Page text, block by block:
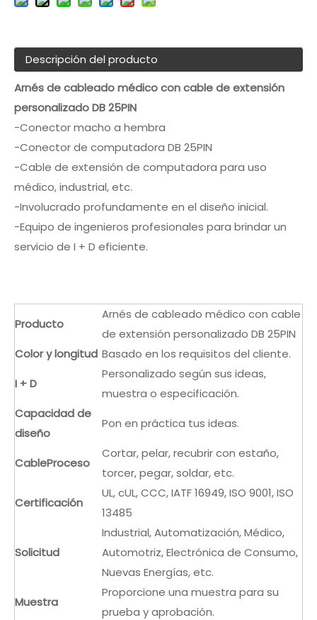
Descripción del producto
Arnés de cableado médico con cable de extensión
personalizado DB 25PIN
-Conector macho a hembra
-Conector de computadora DB 25PIN
-Cable de extensión de computadora para uso
médico, industrial, etc.
-Involucrado profundamente en el diseño inicial.
-Equipo de ingenieros profesionales para brindar un
servicio de I + D eficiente.
Producto
Arnés de cableado médico con cable
de extensión personalizado DB 25PIN
Color y longitud Basado en los requisitos del cliente.
I + D
Personalizado según sus ideas,
muestra o especificación.
Capacidad de
diseño
Pon en práctica tus ideas.
CableProceso
Cortar, pelar, recubrir con estaño,
torcer, pegar, soldar, etc.
Certificación
UL, cUL, CCC, IATF 16949, ISO 9001, ISO
13485
Solicitud
Industrial, Automatización, Médico,
Automotriz, Electrónica de Consumo,
Nuevas Energías, etc.
Muestra
Proporcione una muestra para su
prueba y aprobación.